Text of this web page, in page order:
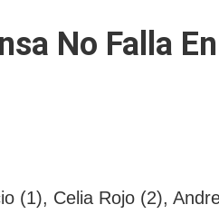
No Falla En
(1), Celia Rojo (2),